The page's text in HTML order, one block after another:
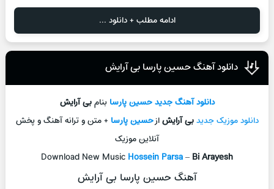
ادامه مطلب + دانلود ...
دانلود آهنگ حسین پارسا بی آرایش
دانلود آهنگ جديدحسین پارسا بنامبی آرایش
دانلود موزیک جديدبی آرایشازحسین پارسا + متن و ترانه آهنگ و پخش
آنلاين موزيک
Download New Music Hossein Parsa– Bi Arayesh
آهنگ حسین پارسا بی آرایش